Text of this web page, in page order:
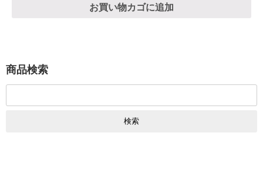
お買い物カゴに追加
商品検索